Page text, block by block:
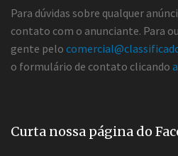
Para dúvidas sobre qualquer
contato com o anunciante. Para
gente pelo
o formulário de contato clicando
Curta nossa página do